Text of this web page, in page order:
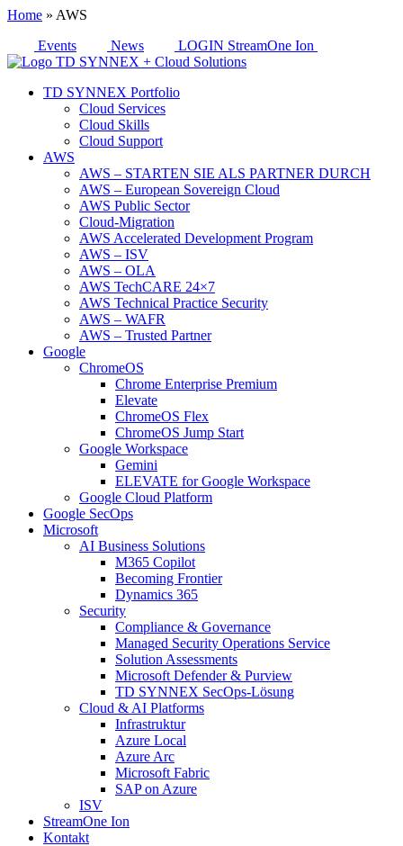
Home » AWS
Events
News LOGIN StreamOne Ion
TD SYNNEX Portfolio
Cloud Services
Cloud Skills
Cloud Support
AWS
AWS – STARTEN SIE ALS PARTNER DURCH
AWS – European Sovereign Cloud
AWS Public Sector
Cloud-Migration
AWS Accelerated Development Program
AWS – ISV
AWS – OLA
AWS TechCARE 24×7
AWS Technical Practice Security
AWS – WAFR
AWS – Trusted Partner
Google
ChromeOS
Chrome Enterprise Premium
Elevate
ChromeOS Flex
ChromeOS Jump Start
Google Workspace
Gemini
ELEVATE for Google Workspace
Google Cloud Platform
Google SecOps
Microsoft
AI Business Solutions
M365 Copilot
Becoming Frontier
Dynamics 365
Security
Compliance & Governance
Managed Security Operations Service
Solution Assessments
Microsoft Defender & Purview
TD SYNNEX SecOps-Lösung
Cloud & AI Platforms
Infrastruktur
Azure Local
Azure Arc
Microsoft Fabric
SAP on Azure
ISV
StreamOne Ion
Kontakt